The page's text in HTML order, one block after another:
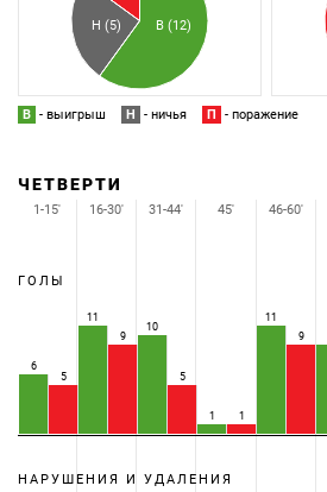
В (12)
Н (5)
В - выигрыш Н - ничья П - поражение
ЧЕТВЕРТИ
ГОЛЫ
6
5
11
9
10
5
1 1
11
9
НАРУШЕНИЯ И УДАЛЕНИЯ
1-15' 16-30' 31-44' 45' 46-60'